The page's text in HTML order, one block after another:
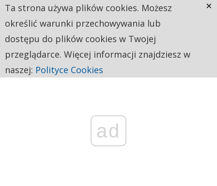
ad
Ta strona używa plików cookies. Możesz
określić warunki przechowywania lub
dostępu do plików cookies w Twojej
przeglądarce. Więcej informacji znajdziesz w
naszej: Polityce Cookies
×